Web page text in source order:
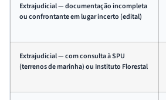
Extrajudicial — documentação incompleta
ou confrontante em lugar incerto (edital)
Extrajudicial — com consulta à SPU
(terrenos de marinha) ou Instituto Florestal